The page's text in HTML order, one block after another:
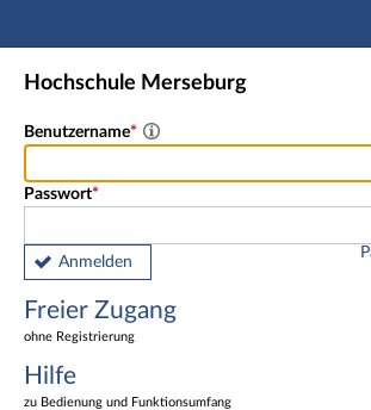
Hauptnavigation
Freier Zugang
Nutzerdaten abrufen
Fußzeile
Hochschule Merseburg
Benutzername
Passwort
Anmelden
Freier Zugang
ohne Registrierung
Hilfe
zu Bedienung und Funktionsumfang